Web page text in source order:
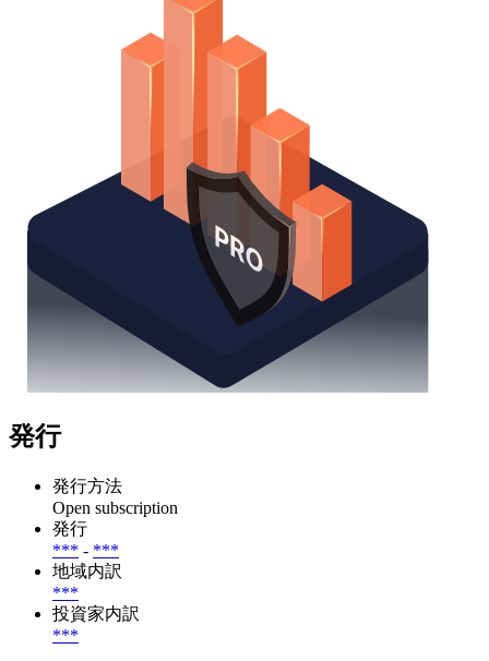
発行
発行方法
Open subscription
発行
*** - ***
地域内訳
***
投資家内訳
***